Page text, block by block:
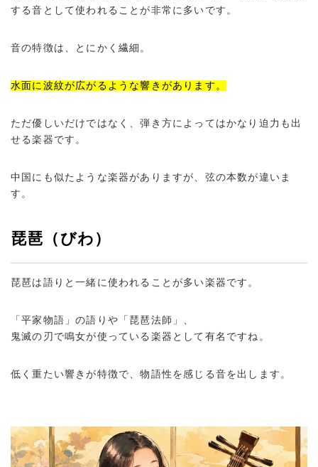
する音として使われることが非常に多いです。
音の特徴は、とにかく繊細。
水面に波紋が広がるような響きがあります。
ただ優しいだけではなく、弾き方によってはかなり迫力も出
せる楽器です。
中国にも似たような楽器がありますが、弦の本数が違いま
す。
琵琶（びわ）
琵琶は語りと一緒に使われることが多い楽器です。
「平家物語」の語りや「琵琶法師」、
鬼滅の刃で鳴女が使っている楽器として有名ですね。
低く重たい響きが特徴で、物語性を感じる音を出します。